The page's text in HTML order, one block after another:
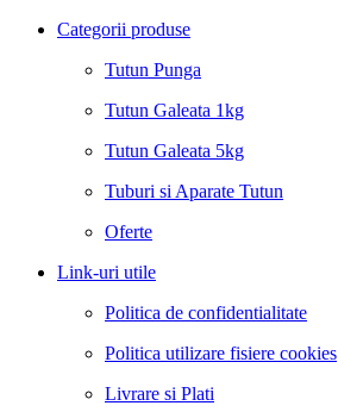
Categorii produse
Tutun Punga
Tutun Galeata 1kg
Tutun Galeata 5kg
Tuburi si Aparate Tutun
Oferte
Link-uri utile
Politica de confidentialitate
Politica utilizare fisiere cookies
Livrare si Plati